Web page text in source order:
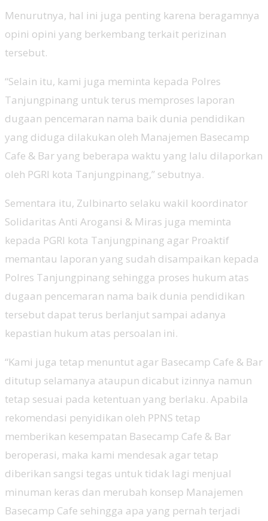
Menurutnya, hal ini juga penting karena beragamnya
opini opini yang berkembang terkait perizinan
tersebut.
“Selain itu, kami juga meminta kepada Polres
Tanjungpinang untuk terus memproses laporan
dugaan pencemaran nama baik dunia pendidikan
yang diduga dilakukan oleh Manajemen Basecamp
Cafe & Bar yang beberapa waktu yang lalu dilaporkan
oleh PGRI kota Tanjungpinang,” sebutnya.
Sementara itu, Zulbinarto selaku wakil koordinator
Solidaritas Anti Arogansi & Miras juga meminta
kepada PGRI kota Tanjungpinang agar Proaktif
memantau laporan yang sudah disampaikan kepada
Polres Tanjungpinang sehingga proses hukum atas
dugaan pencemaran nama baik dunia pendidikan
tersebut dapat terus berlanjut sampai adanya
kepastian hukum atas persoalan ini.
“Kami juga tetap menuntut agar Basecamp Cafe & Bar
ditutup selamanya ataupun dicabut izinnya namun
tetap sesuai pada ketentuan yang berlaku. Apabila
rekomendasi penyidikan oleh PPNS tetap
memberikan kesempatan Basecamp Cafe & Bar
beroperasi, maka kami mendesak agar tetap
diberikan sangsi tegas untuk tidak lagi menjual
minuman keras dan merubah konsep Manajemen
Basecamp Cafe sehingga apa yang pernah terjadi